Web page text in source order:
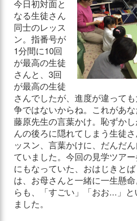
今日初対面と
なる生徒さん
同士のレッス
ン。指番号が
1分間に10回
が最高の生徒
さんと、3回
が最高の生徒
さんでしたが、進度が違って
争ではないからね。これがあ
藤原先生の言葉かけ。恥ずか
んの後ろに隠れてしまう生徒
ッスン、言葉かけに、だんだ
ていました。今回の見学ツア
にもなっていた、おはじきと
は、お母さんと一緒に一生懸
らも、「すごい」「おお...」
ました。